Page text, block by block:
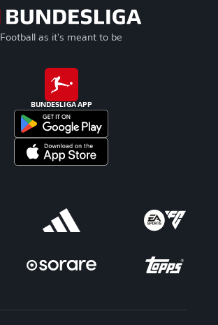
Football as it's meant to be
BUNDESLIGA APP